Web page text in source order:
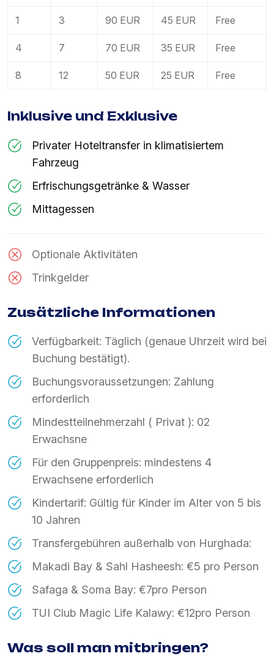
1 3 90 EUR 45 EUR Free
4 7 70 EUR 35 EUR Free
8 12 50 EUR 25 EUR Free
Inklusive und Exklusive
Privater Hoteltransfer in klimatisiertem
Fahrzeug
Erfrischungsgetränke & Wasser
Mittagessen
Optionale Aktivitäten
Trinkgelder
Zusätzliche Informationen
Verfügbarkeit: Täglich (genaue Uhrzeit wird bei
Buchung bestätigt).
Buchungsvoraussetzungen: Zahlung
erforderlich
Mindestteilnehmerzahl ( Privat ): 02
Erwachsne
Für den Gruppenpreis: mindestens 4
Erwachsene erforderlich
Kindertarif: Gültig für Kinder im Alter von 5 bis
10 Jahren
Transfergebühren außerhalb von Hurghada:
Makadi Bay & Sahl Hasheesh: €5 pro Person
Safaga & Soma Bay: €7pro Person
TUI Club Magic Life Kalawy: €12pro Person
Was soll man mitbringen?